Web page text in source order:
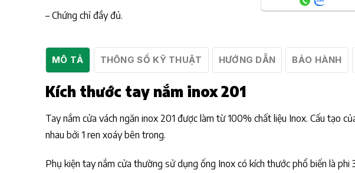
– Chứng chỉ đầy đủ.
MÔ TẢ THÔNG SỐ KỸ THUẬT HƯỚNG DẪN BẢO HÀNH
Kích thước tay nắm inox 201
Tay nắm cửa vách ngăn inox 201 được làm từ 100% chất liệu Inox. Cấu tạo
nhau bởi 1 ren xoáy bên trong.
Phụ kiện tay nắm cửa thường sử dụng ống Inox có kích thước phổ biến là phi